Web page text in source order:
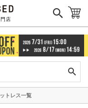
店
トレス一覧